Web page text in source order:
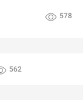
578
562